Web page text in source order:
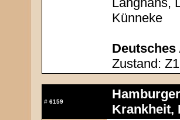
Künneke
Deutsches
Zustand: Z1
# 6159
Krankheit,